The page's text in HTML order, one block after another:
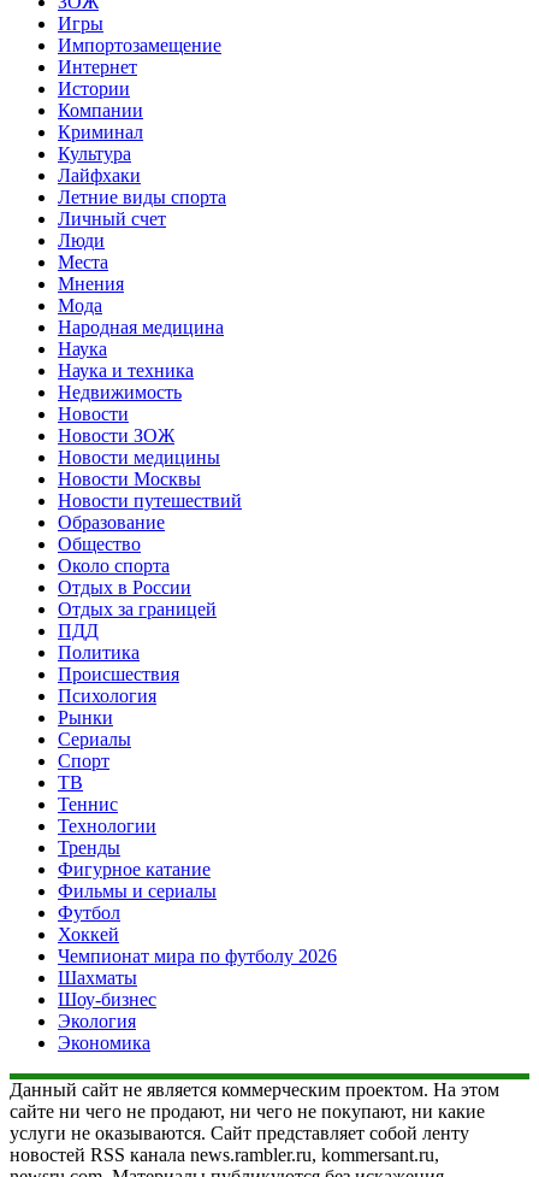
Игры
Импортозамещение
Интернет
Истории
Компании
Криминал
Культура
Лайфхаки
Летние виды спорта
Личный счет
Люди
Места
Мнения
Мода
Народная медицина
Наука
Наука и техника
Недвижимость
Новости
Новости ЗОЖ
Новости медицины
Новости Москвы
Новости путешествий
Образование
Общество
Около спорта
Отдых в России
Отдых за границей
ПДД
Политика
Происшествия
Психология
Рынки
Сериалы
Спорт
ТВ
Теннис
Технологии
Тренды
Фигурное катание
Фильмы и сериалы
Футбол
Хоккей
Чемпионат мира по футболу 2026
Шахматы
Шоу-бизнес
Экология
Экономика
Данный сайт не является коммерческим проектом. На этом
сайте ни чего не продают, ни чего не покупают, ни какие
услуги не оказываются. Сайт представляет собой ленту
новостей RSS канала news.rambler.ru, kommersant.ru,